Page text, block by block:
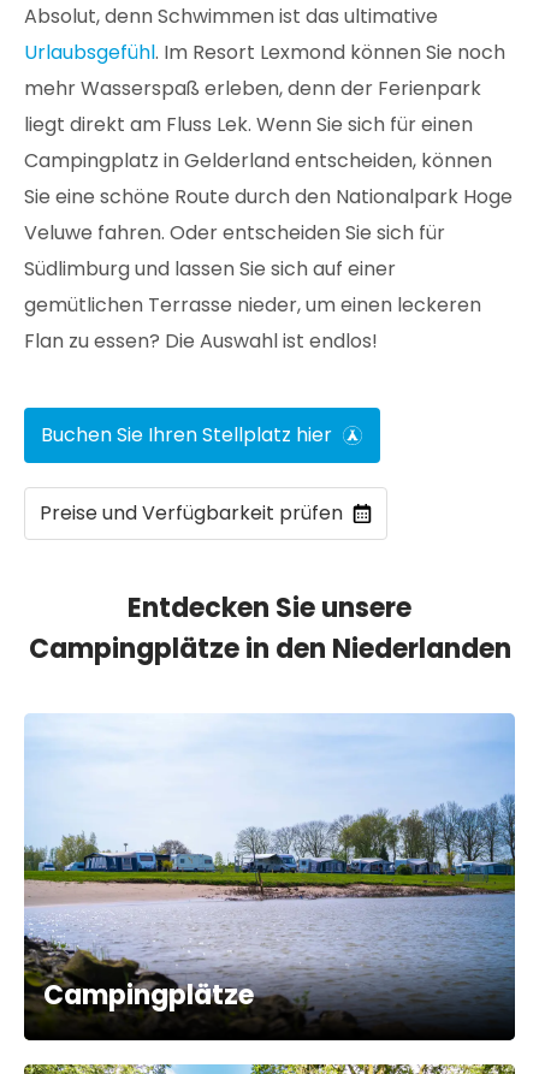
Absolut, denn Schwimmen ist das ultimative
Urlaubsgefühl. Im Resort Lexmond können Sie noch
mehr Wasserspaß erleben, denn der Ferienpark
liegt direkt am Fluss Lek. Wenn Sie sich für einen
Campingplatz in Gelderland entscheiden, können
Sie eine schöne Route durch den Nationalpark Hoge
Veluwe fahren. Oder entscheiden Sie sich für
Südlimburg und lassen Sie sich auf einer
gemütlichen Terrasse nieder, um einen leckeren
Flan zu essen? Die Auswahl ist endlos!
Buchen Sie Ihren Stellplatz hier
Preise und Verfügbarkeit prüfen
Entdecken Sie unsere
Campingplätze in den Niederlanden
Campingplätze